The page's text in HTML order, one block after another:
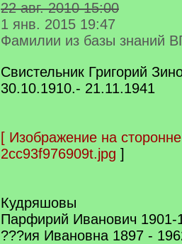
22 авг. 2010 15:00
1 янв. 2015 19:47
Фамилии из базы знаний
Свистельник Григорий
30.10.1910.- 21.11.1941
[ Изображение на
2cc93f976909t.jpg ]
Кудряшовы
Парфирий Иванович 1901-
???ия Ивановна 1897 -